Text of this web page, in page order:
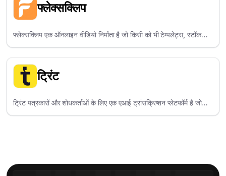
फ्लेक्सक्लिप
फ्लेक्सक्लिप एक ऑनलाइन वीडियो निर्माता है जो किसी को भी टेम्पलेट्स, स्टॉक
एसेट्स और आसान संपादन टूल के साथ वीडियो बनाने में मदद करता है।
ट्रिंट
ट्रिंट पत्रकारों और शोधकर्ताओं के लिए एक एआई ट्रांसक्रिप्शन प्लेटफॉर्म है जो
ऑडियो और वीडियो को खोजने योग्य, संपादन योग्य पाठ में परिवर्तित करता है।